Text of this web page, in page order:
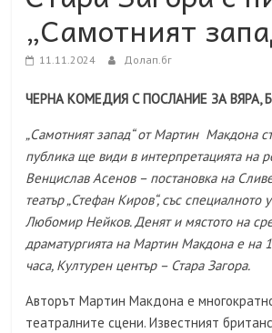
„Самотният
11.11.2024 Долап.бг
ЧЕРНА КОМЕДИЯ С ПОСЛАНИЕ ЗА ВЯРА,
„Самотният запад“ от Мартин Макдона
публика ще види в интерпретацията на
Венцислав Асенов – постановка на
театър „Стефан Киров“, със специалното
Любомир Нейков. Денят и мястото на
драматургията на Мартин Макдона е на
часа, Културен център – Стара Загора.
Авторът Мартин Макдона е
театралните сцени. Известният